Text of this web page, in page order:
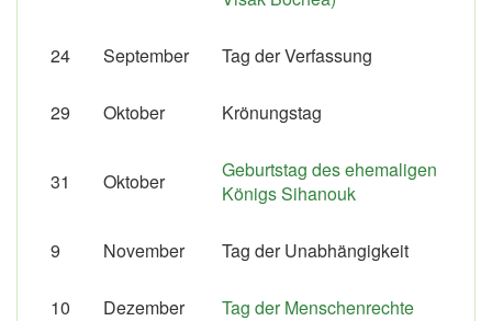
24 September Tag der Verfassung
29 Oktober Krönungstag
31 Oktober
Geburtstag des ehemaligen
Königs Sihanouk
9 November Tag der Unabhängigkeit
10 Dezember Tag der Menschenrechte